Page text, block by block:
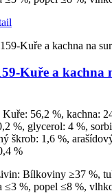
Kuře a kachna
Kuře: 56,2 %, kachna:
%, glycerol: 4 %,
škrob: 1,6 %,
%
Bílkoviny ≥37 %,
≤3 %, popel ≤8 %,